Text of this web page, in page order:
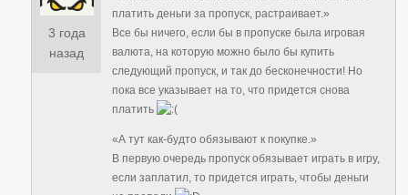
3 года
назад
платить деньги за пропуск, растраивает.»
Все бы ничего, если бы в пропуске была игровая
валюта, на которую можно было бы купить
следующий пропуск, и так до бесконечности! Но
пока все указывает на то, что придется снова
платить
«А тут как-будто обязывают к покупке.»
В первую очередь пропуск обязывает играть в игру,
если заплатил, то придется играть, чтобы деньги